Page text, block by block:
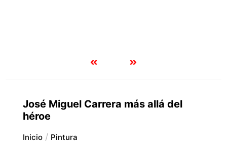
José Miguel Carrera más allá del
héroe
Inicio Pintura